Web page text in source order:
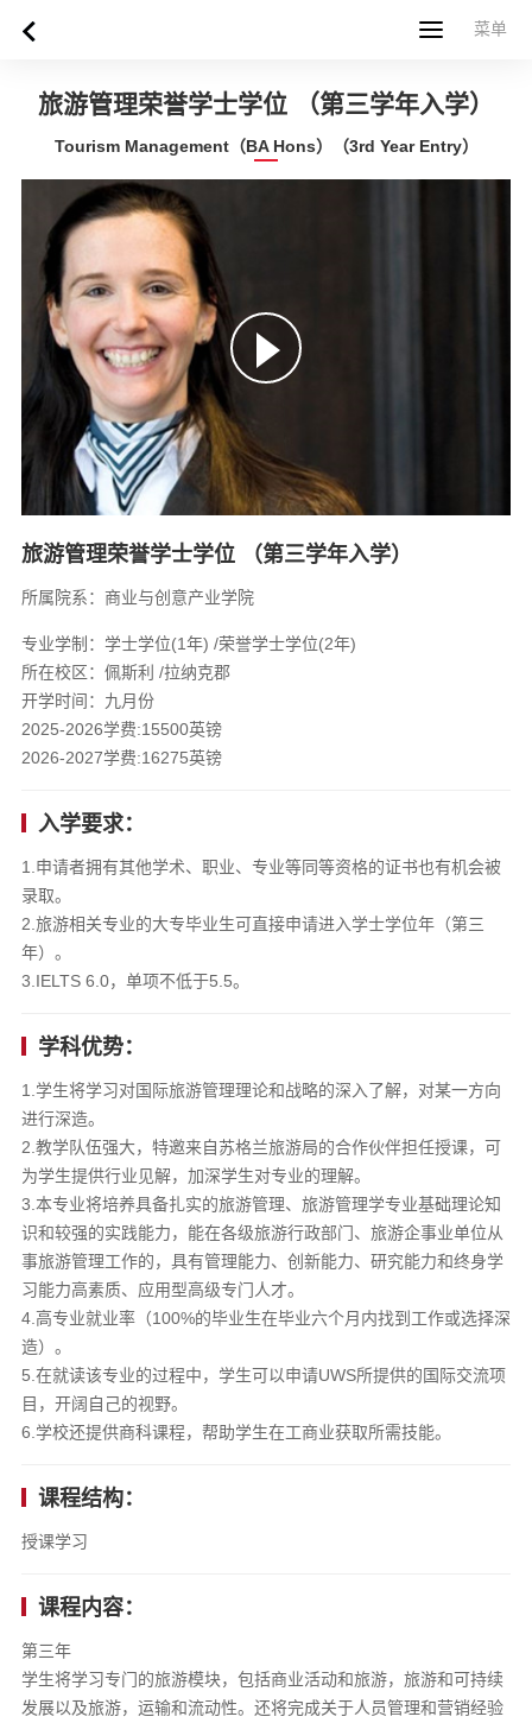
菜单
菜单
简体中文 繁體中文
首页
关于西苏格兰大学
专业课程
申请指南
新闻
UWS社区
合作伙伴
联系方式
旅游管理荣誉学士学位 （第三学年入学）
Tourism Management（BA Hons）（3rd Year Entry）
旅游管理荣誉学士学位 （第三学年入学）
所属院系：商业与创意产业学院
专业学制：学士学位(1年) /荣誉学士学位(2年)
所在校区：佩斯利 /拉纳克郡
开学时间：九月份
2025-2026学费:15500英镑
2026-2027学费:16275英镑
入学要求：
1.申请者拥有其他学术、职业、专业等同等资格的证书也有机会被
录取。
2.旅游相关专业的大专毕业生可直接申请进入学士学位年（第三
年）。
3.IELTS 6.0，单项不低于5.5。
学科优势：
1.学生将学习对国际旅游管理理论和战略的深入了解，对某一方向
进行深造。
2.教学队伍强大，特邀来自苏格兰旅游局的合作伙伴担任授课，可
为学生提供行业见解，加深学生对专业的理解。
3.本专业将培养具备扎实的旅游管理、旅游管理学专业基础理论知
识和较强的实践能力，能在各级旅游行政部门、旅游企事业单位从
事旅游管理工作的，具有管理能力、创新能力、研究能力和终身学
习能力高素质、应用型高级专门人才。
4.高专业就业率（100%的毕业生在毕业六个月内找到工作或选择深
造）。
5.在就读该专业的过程中，学生可以申请UWS所提供的国际交流项
目，开阔自己的视野。
6.学校还提供商科课程，帮助学生在工商业获取所需技能。
课程结构：
授课学习
课程内容：
第三年
学生将学习专门的旅游模块，包括商业活动和旅游，旅游和可持续
发展以及旅游，运输和流动性。还将完成关于人员管理和营销经验